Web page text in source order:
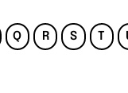
Q R S T